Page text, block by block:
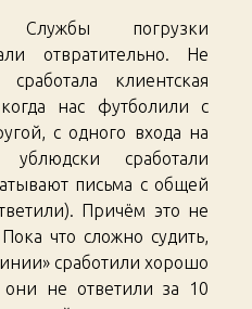
Службы погрузки
отвратительно. Не
клиентская
нас футболили с
с одного входа на
сработали
письма с общей
Причём это не
что сложно судить,
сработили хорошо
не ответили за 10